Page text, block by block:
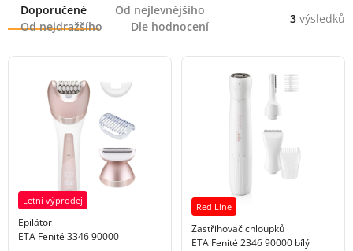
Řazení
Doporučené
Od nejlevnějšího
Od nejdražšího
Dle hodnocení
3 výsledků
Letní výprodej
Epilátor
ETA Fenité 3346 90000
Red Line
Zastřihovač chloupků
ETA Fenité 2346 90000 bílý